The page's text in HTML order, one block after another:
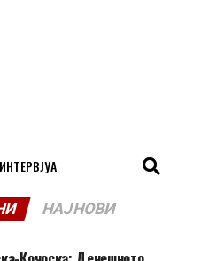
ИНТЕРВЈУА
НАЈНОВИ